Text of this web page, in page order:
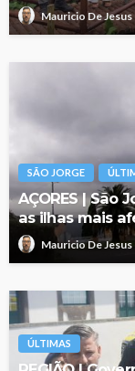
Mauricio De Jesus
SÃO JORGE
AÇORES | São
as ilhas mais
Mauricio De Jesus
ÚLTIMAS